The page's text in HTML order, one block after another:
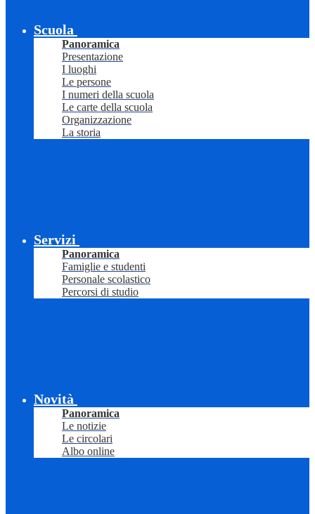
Scuola
Panoramica
Presentazione
I luoghi
Le persone
I numeri della scuola
Le carte della scuola
Organizzazione
La storia
Servizi
Panoramica
Famiglie e studenti
Personale scolastico
Percorsi di studio
Novità
Panoramica
Le notizie
Le circolari
Albo online